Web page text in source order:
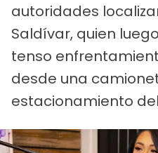
autoridades
Saldívar, quien
tenso
desde una
estacionamiento